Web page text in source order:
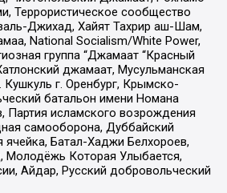
Террористическое сообщество
Джихад, Хайят Тахрир аш-Шам,
National Socialism/White Power,
группа “Джамаат “Красный
джамаат, Мусульманская
Кушкуль г. Оренбург, Крымско-
батальон имени Номана
Партия исламского возрождения
самооборона, Дуббайский
Батал-Хаджи Белхороев,
Молодёжь Которая Улыбается,
Айдар, Русский добровольческий